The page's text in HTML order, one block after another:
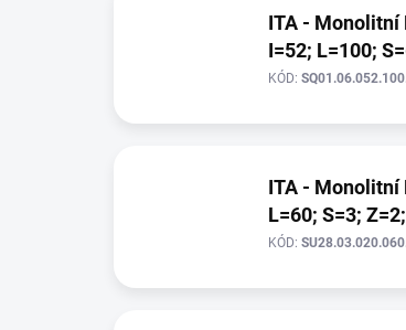
ITA - Monolitní
I=52; L=100;
KÓD:
ITA - Monolitní
L=60; S=3;
KÓD: